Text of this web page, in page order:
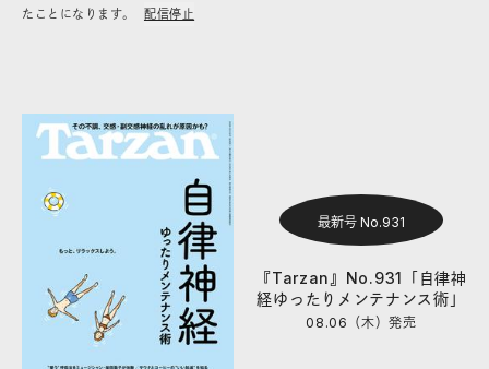
たことになります。
配信停止
最新号 No.931
『Tarzan』No.931「自律神
経ゆったりメンテナンス術」
08.06（木）発売